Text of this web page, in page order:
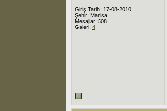
Giriş Tarihi: 17-08-2010
Şehir: Manisa
Mesajlar: 508
Galeri: 4